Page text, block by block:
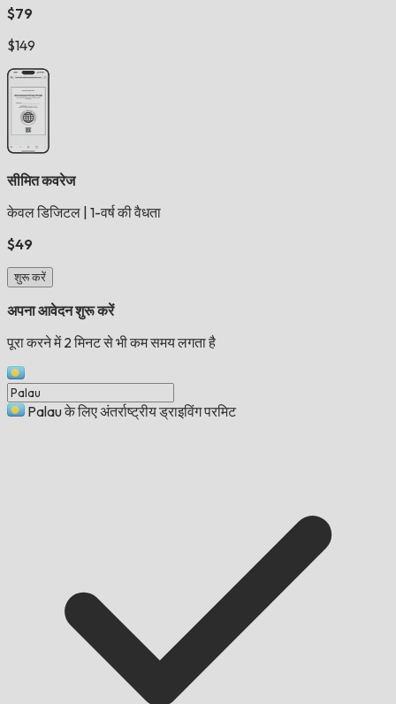
$79
$149
सीमित कवरेज
केवल डिजिटल 1-वर्ष की वैधता
$49
शुरू करें
अपना आवेदन शुरू करें
पूरा करने में 2 मिनट से भी कम समय लगता है
Palau के लिए अंतर्राष्ट्रीय ड्राइविंग परमिट